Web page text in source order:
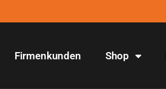
Firmenkunden Shop